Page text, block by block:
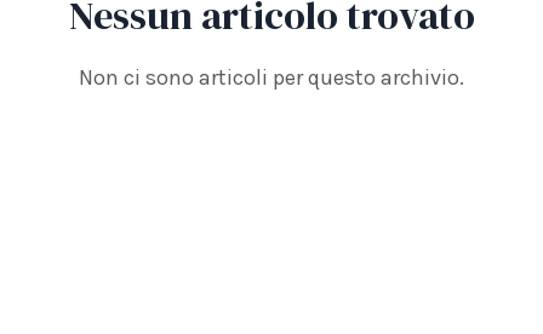
Nessun articolo trovato
Non ci sono articoli per questo archivio.